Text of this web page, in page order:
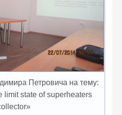
Петровича на тему:
limit state of superheaters